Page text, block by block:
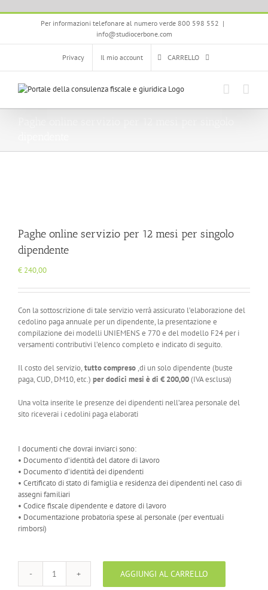
Salta
Per informazioni telefonare al numero verde 800 598 552 |
info@studiocerbone.com
Privacy Il mio account CARRELLO
Paghe online servizio per 12 mesi per singolo
dipendente
€ 240,00
Con la sottoscrizione di tale servizio verrà assicurato l’elaborazione del
cedolino paga annuale per un dipendente, la presentazione e
compilazione dei modelli UNIEMENS e 770 e del modello F24 per i
versamenti contributivi l’elenco completo e indicato di seguito.
Il costo del servizio, tutto compreso,di un solo dipendente (buste
paga, CUD, DM10, etc.) per dodici mesi è di € 200,00(IVA esclusa)
Una volta inserite le presenze dei dipendenti nell’area personale del
sito riceverai i cedolini paga elaborati
I documenti che dovrai inviarci sono:
• Documento d’identità del datore di lavoro
• Documento d’identità dei dipendenti
• Certificato di stato di famiglia e residenza dei dipendenti nel caso di
assegni familiari
• Codice fiscale dipendente e datore di lavoro
• Documentazione probatoria spese al personale (per eventuali
rimborsi)
Paghe
AGGIUNGI AL CARRELLO